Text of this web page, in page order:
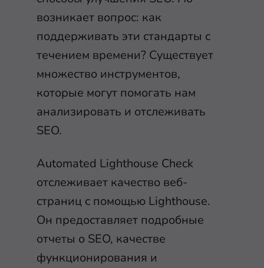
возникает вопрос: как
поддерживать эти стандарты с
течением времени? Существует
множество инструментов,
которые могут помогать нам
анализировать и отслеживать
SEO.
Automated Lighthouse Check
отслеживает качество веб-
страниц с помощью Lighthouse.
Он предоставляет подробные
отчеты о SEO, качестве
функционирования и